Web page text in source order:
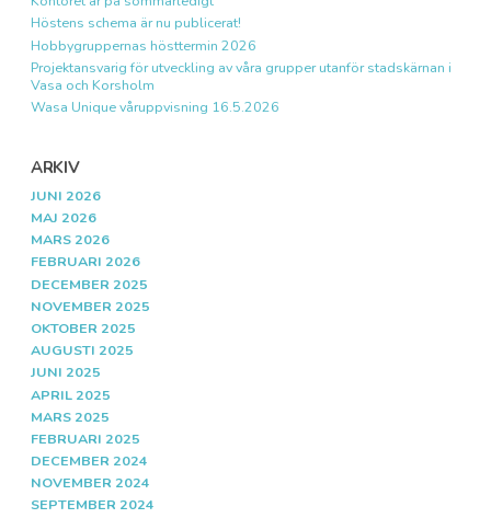
Höstens schema är nu publicerat!
Hobbygruppernas hösttermin 2026
Projektansvarig för utveckling av våra grupper utanför stadskärnan i
Vasa och Korsholm
Wasa Unique våruppvisning 16.5.2026
ARKIV
JUNI 2026
MAJ 2026
MARS 2026
FEBRUARI 2026
DECEMBER 2025
NOVEMBER 2025
OKTOBER 2025
AUGUSTI 2025
JUNI 2025
APRIL 2025
MARS 2025
FEBRUARI 2025
DECEMBER 2024
NOVEMBER 2024
SEPTEMBER 2024